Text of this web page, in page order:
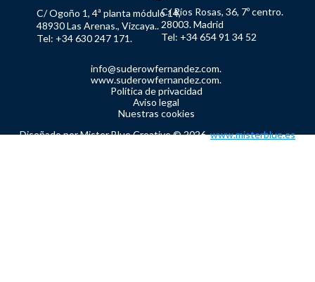
C/ Ogoño 1, 4ª planta módulo 14,
48930 Las Arenas., Vizcaya..
Tel: +34 630 247 171.
C/ Ríos Rosas, 36, 7º centro.
28003. Madrid
Tel: +34 654 91 34 52
info@suderowfernandez.com.
www.suderowfernandez.com.
Política de privacidad
Aviso legal
Nuestras cookies
Diseñado por Mister Blue Creative © 2026.www.misterblue.es